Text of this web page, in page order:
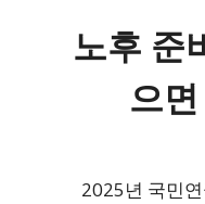
노후 준
으
2025년 국민